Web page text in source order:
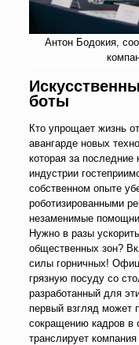
Антон Бодокия,
боты
Кто упрощает жизнь
авангарде новых
которая за
индустрии
собственном опыте
роботизированными
незаменимые
Нужно в разы
общественных зон?
силы горничных!
грязную посуду со
разработанный для
первый взгляд может
сокращению кадров в
транслирует